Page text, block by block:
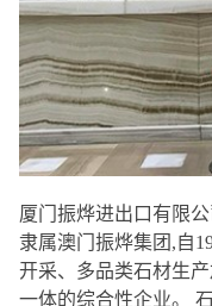
厦门振烨进出口有限
隶属澳门振烨集团,自
开采、多品类石材生
一体的综合性企业。